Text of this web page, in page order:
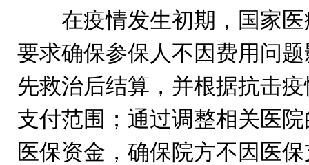
在疫情发生初期，国家医
要求确保参保人不因费用问
先救治后结算，并根据抗击
支付范围；通过调整相关医
医保资金，确保院方不因医